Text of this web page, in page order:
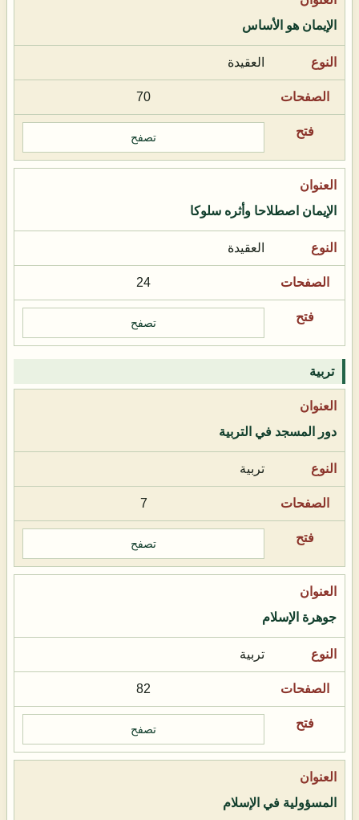
الإيمان هو الأساس
العقيدة
70
تصفح
الإيمان اصطلاحا وأثره سلوكا
العقيدة
24
تصفح
تربية
دور المسجد في التربية
تربية
7
تصفح
جوهرة الإسلام
تربية
82
تصفح
المسؤولية في الإسلام